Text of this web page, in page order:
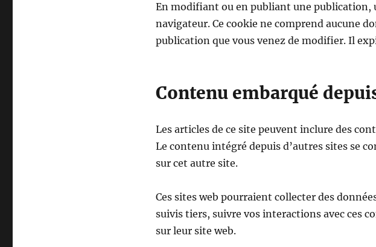
En modifiant ou en publiant une publication,
navigateur. Ce cookie ne comprend aucune
publication que vous venez de modifier. Il
Contenu embarqué
Les articles de ce site peuvent inclure des
Le contenu intégré depuis d’autres sites se
sur cet autre site.
Ces sites web pourraient collecter des
suivis tiers, suivre vos interactions avec ces
sur leur site web.